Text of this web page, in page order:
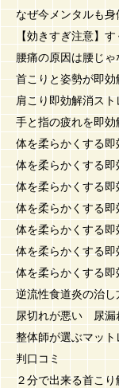
なぜ今メンタルも
【効きすぎ注意】
腰痛の原因は腰じゃ
首こりと姿勢が即
肩こり即効解消スト
手と指の疲れを即効
体を柔らかくする
体を柔らかくする
体を柔らかくする
体を柔らかくする
体を柔らかくする
体を柔らかくする
体を柔らかくする
逆流性食道炎の治し
尿切れが悪い 尿
整体師が選ぶマッ
判口コミ
２分で出来る首こ